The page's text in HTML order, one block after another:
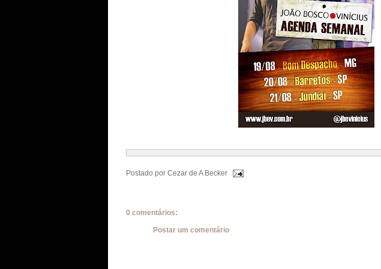
Postado por Cezar de A Becker
0 comentários:
Postar um comentário